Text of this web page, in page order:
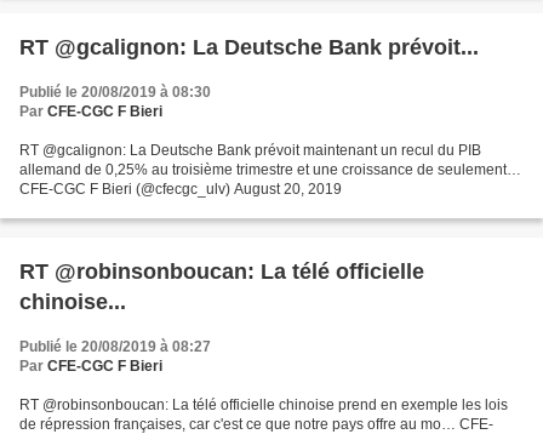
RT @gcalignon: La Deutsche Bank prévoit...
Publié le 20/08/2019 à 08:30
Par CFE-CGC F Bieri
RT @gcalignon: La Deutsche Bank prévoit maintenant un recul du PIB
allemand de 0,25% au troisième trimestre et une croissance de seulement…
CFE-CGC F Bieri (@cfecgc_ulv) August 20, 2019
RT @robinsonboucan: La télé officielle
chinoise...
Publié le 20/08/2019 à 08:27
Par CFE-CGC F Bieri
RT @robinsonboucan: La télé officielle chinoise prend en exemple les lois
de répression françaises, car c'est ce que notre pays offre au mo… CFE-